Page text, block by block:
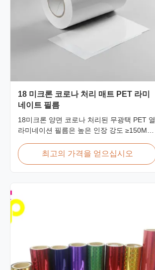
18 미크론 코로나 처리 매트 PET 라미
네이트 필름
18미크론 양면 코로나 처리된 무광택 PET 열
라미네이션 필름은 높은 인장 강도 ≥150MPa
카드, 배지 및 자격 증명 보호용으로 특별히
설계되었습니다.
최고의 가격을 얻으십시오